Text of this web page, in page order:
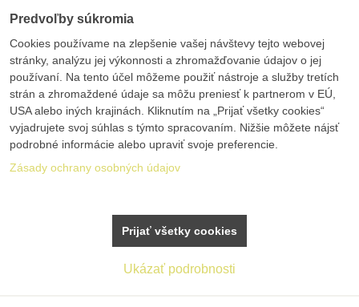
Predvoľby súkromia
Cookies používame na zlepšenie vašej návštevy tejto webovej
stránky, analýzu jej výkonnosti a zhromažďovanie údajov o jej
používaní. Na tento účel môžeme použiť nástroje a služby tretích
strán a zhromaždené údaje sa môžu preniesť k partnerom v EÚ,
USA alebo iných krajinách. Kliknutím na „Prijať všetky cookies“
vyjadrujete svoj súhlas s týmto spracovaním. Nižšie môžete nájsť
podrobné informácie alebo upraviť svoje preferencie.
Zásady ochrany osobných údajov
Ukázať podrobnosti
Prijať všetky cookies